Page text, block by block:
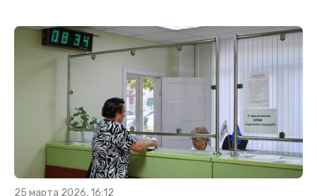
25 марта 2026, 16:12